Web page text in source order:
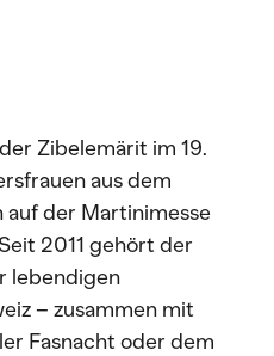
Zibelemärit im 19.
aus dem
auf der Martinimesse
2011 gehört der
lebendigen
– zusammen mit
Fasnacht oder dem